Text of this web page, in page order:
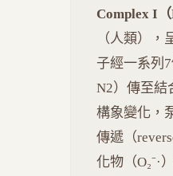
Complex I（
（人類）
子經一系列
N2）傳至結
構象變化，
傳遞（
化物（O₂⁻·